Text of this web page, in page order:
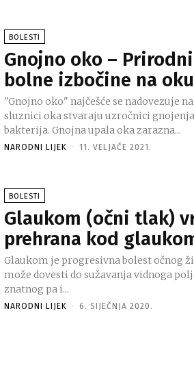
BOLESTI
Gnojno oko –
bolne izbočine na oku
"Gnojno oko" najčešće se nadovezuje
sluznici oka stvaraju uzročnici
bakterija. Gnojna upala oka zarazna...
NARODNI LIJEK - 11. VELJAČE 2021.
BOLESTI
Glaukom (očni tlak)
prehrana kod
Glaukom je progresivna bolest očnog
može dovesti do sužavanja vidnoga
znatnog pa i...
NARODNI LIJEK - 6. SIJEČNJA 2020.